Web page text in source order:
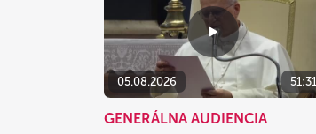
05.08.2026 51:31
GENERÁLNA AUDIENCIA